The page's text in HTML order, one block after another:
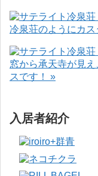
冷泉荘のようにカ
窓から承天寺が見
スです！ »
入居者紹介